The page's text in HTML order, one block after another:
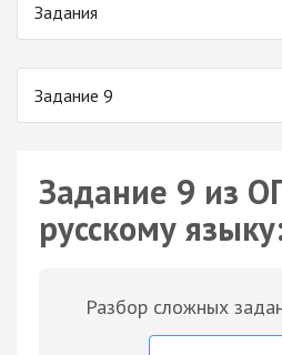
Задания
Задание 9
Задание 9 из
русскому
Разбор сложных